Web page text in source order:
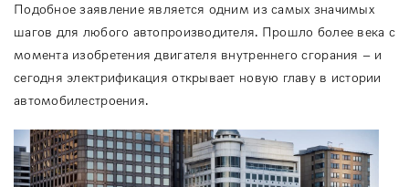
Подобное заявление является одним из самых значимых
шагов для любого автопроизводителя. Прошло более века с
момента изобретения двигателя внутреннего сгорания – и
сегодня электрификация открывает новую главу в истории
автомобилестроения.